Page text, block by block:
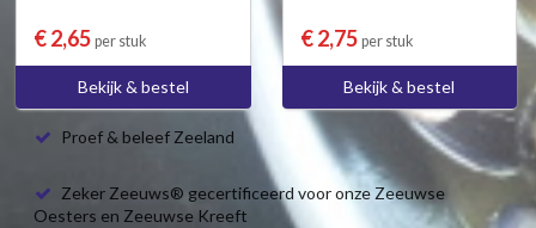
€ 2,65 per stuk
Bekijk & bestel
€ 2,75 per stuk
Bekijk & bestel
Proef & beleef Zeeland
Zeker Zeeuws® gecertificeerd voor onze Zeeuwse
Oesters en Zeeuwse Kreeft